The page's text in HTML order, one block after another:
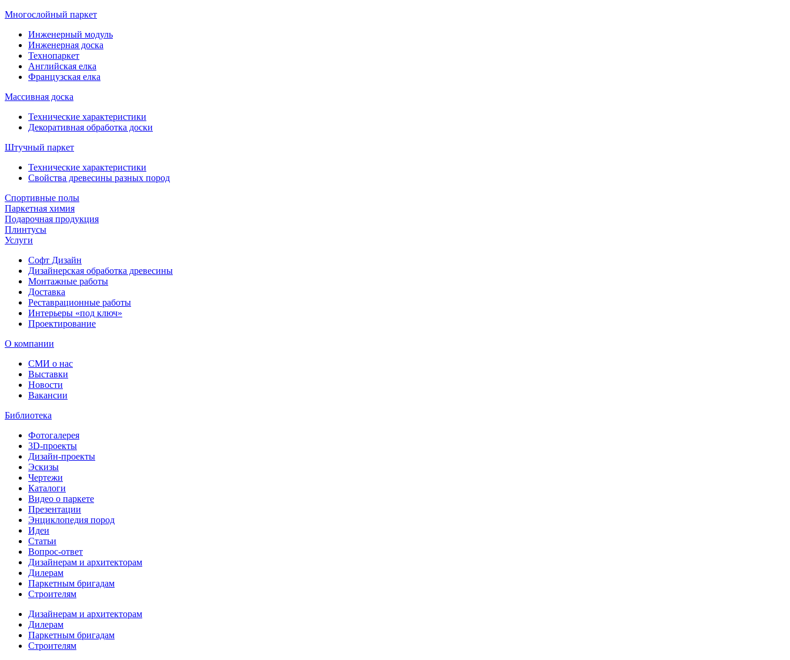
Многослойный паркет
Инженерный модуль
Инженерная доска
Технопаркет
Английская елка
Французская елка
Массивная доска
Технические характеристики
Декоративная обработка доски
Штучный паркет
Технические характеристики
Свойства древесины разных пород
Спортивные полы
Паркетная химия
Подарочная продукция
Плинтусы
Услуги
Софт Дизайн
Дизайнерская обработка древесины
Монтажные работы
Доставка
Реставрационные работы
Интерьеры «под ключ»
Проектирование
О компании
СМИ о нас
Выставки
Новости
Вакансии
Библиотека
Фотогалерея
3D-проекты
Дизайн-проекты
Эскизы
Чертежи
Каталоги
Видео о паркете
Презентации
Энциклопедия пород
Идеи
Статьи
Вопрос-ответ
Дизайнерам и архитекторам
Дилерам
Паркетным бригадам
Строителям
Дизайнерам и архитекторам
Дилерам
Паркетным бригадам
Строителям